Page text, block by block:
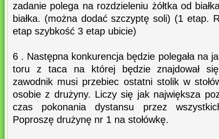
zadanie polega na rozdzieleniu żółtka od
białka. (można dodać szczyptę soli) (1 etap.
etap szybkość 3 etap ubicie)
6 . Następna konkurencja będzie polegała na
toru z taca na której będzie znajdował
zawodnik musi przebiec ostatni stolik w
osobie z drużyny. Liczy się jak największa
czas pokonania dystansu przez
Poproszę drużynę nr 1 na stołówkę.